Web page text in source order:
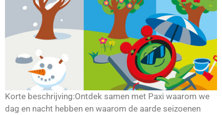
Korte beschrijving:Ontdek samen met Paxi waarom we
dag en nacht hebben en waarom de aarde seizoenen